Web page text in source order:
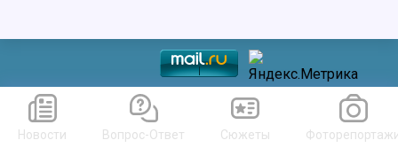
Новости Вопрос-Ответ Сюжеты